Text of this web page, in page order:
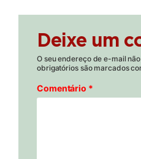
Deixe um
O seu endereço de e-mail
obrigatórios são marcados
Comentário *